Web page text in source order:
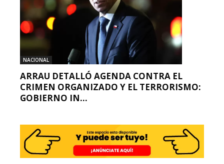
NACIONAL
ARRAU DETALLÓ AGENDA CONTRA EL
CRIMEN ORGANIZADO Y EL TERRORISMO:
GOBIERNO IN...